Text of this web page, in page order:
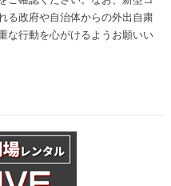
る政府や自治体からの外出自粛
な行動を心がけるようお願いい